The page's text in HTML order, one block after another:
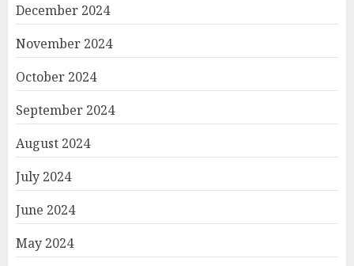
December 2024
November 2024
October 2024
September 2024
August 2024
July 2024
June 2024
May 2024